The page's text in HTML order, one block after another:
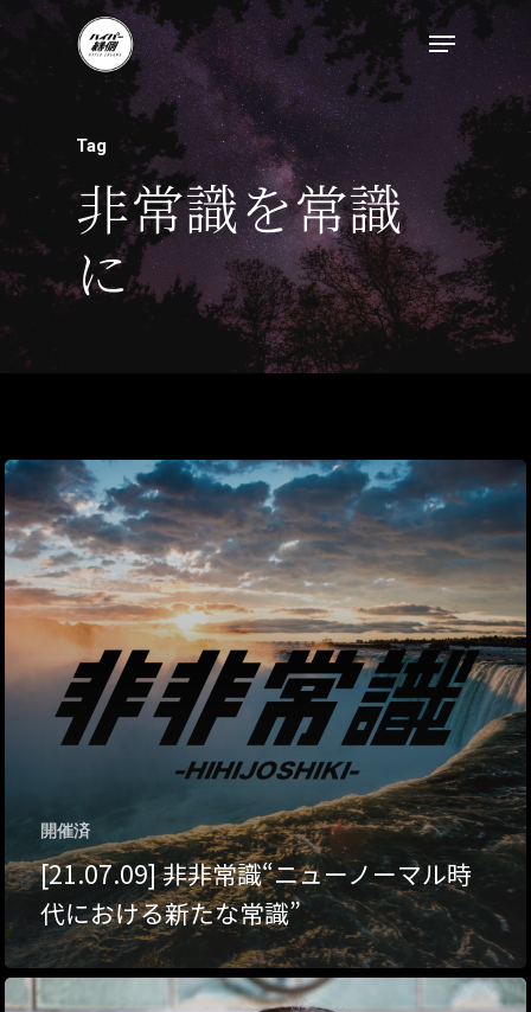
Tag
非常識を常識
に
開催済
[21.07.09] 非非常識“ニューノーマル時
代における新たな常識”
トップページ
ハイパー縁側とは
ハイパー縁側@中津
ハイパー縁側@天満
ハイパー縁側@淀屋
ハイパー縁側@三輪
ハイパー縁側@夢キ
ハイパー縁側@東本
ハイパー縁側@阿倍
ハイパー縁側@新京
ハイパー縁側@塩屋
ハイパー縁側@梅田
祭
ハイパー縁側@車山
Archives